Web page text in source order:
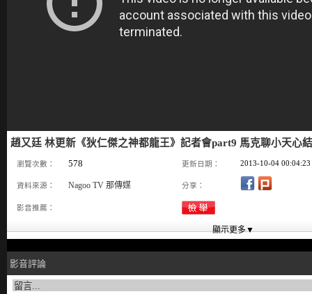
趙又廷 林更新《狄仁傑之神都龍王》記者會part9 馬克聊小天心結
瀏覽次數： 578 更新日期： 2013-10-04 00:04:23
資料來源： Nagoo TV 那傳媒 分享：
影音推薦：
影音評論